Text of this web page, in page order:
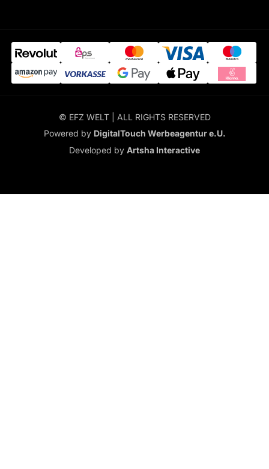
© EFZ WELT | ALL RIGHTS RESERVED
Powered by DigitalTouch Werbeagentur e.U.
Developed by Artsha Interactive